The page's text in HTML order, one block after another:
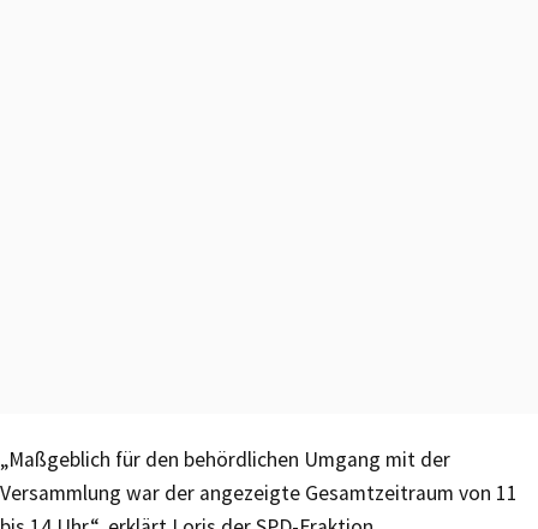
„Maßgeblich für den behördlichen Umgang mit der
Versammlung war der angezeigte Gesamtzeitraum von 11